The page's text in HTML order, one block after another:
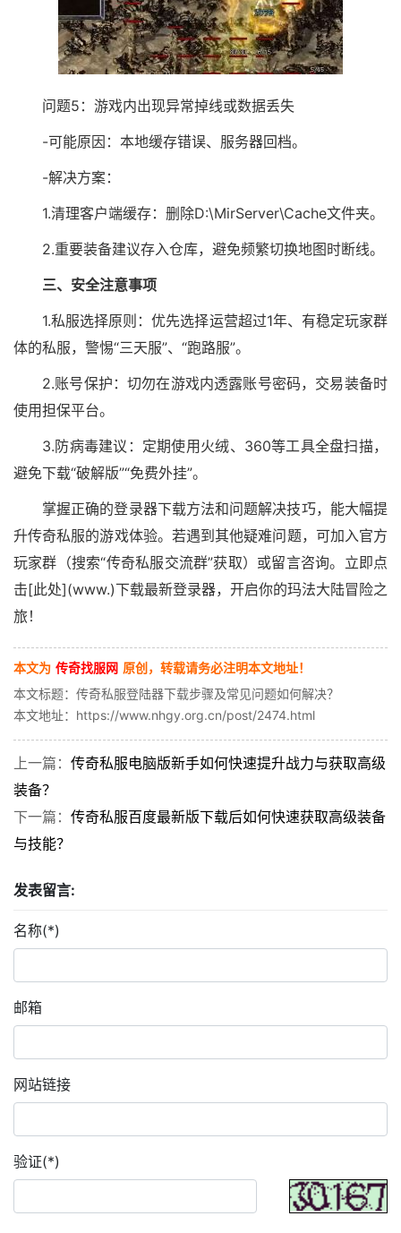
问题5：游戏内出现异常掉线或数据丢失
-可能原因：本地缓存错误、服务器回档。
-解决方案：
1.清理客户端缓存：删除D:\MirServer\Cache文件夹。
2.重要装备建议存入仓库，避免频繁切换地图时断线。
三、安全注意事项
1.私服选择原则：优先选择运营超过1年、有稳定玩家群
体的私服，警惕“三天服”、“跑路服”。
2.账号保护：切勿在游戏内透露账号密码，交易装备时
使用担保平台。
3.防病毒建议：定期使用火绒、360等工具全盘扫描，
避免下载“破解版”“免费外挂”。
掌握正确的登录器下载方法和问题解决技巧，能大幅提
升传奇私服的游戏体验。若遇到其他疑难问题，可加入官方
玩家群（搜索“传奇私服交流群”获取）或留言咨询。立即点
击[此处](www.)下载最新登录器，开启你的玛法大陆冒险之
旅！
本文为 传奇找服网 原创，转载请务必注明本文地址！
本文标题：传奇私服登陆器下载步骤及常见问题如何解决？
本文地址：https://www.nhgy.org.cn/post/2474.html
上一篇： 传奇私服电脑版新手如何快速提升战力与获取高级
装备？
下一篇： 传奇私服百度最新版下载后如何快速获取高级装备
与技能？
发表留言:
名称(*)
邮箱
网站链接
验证(*)